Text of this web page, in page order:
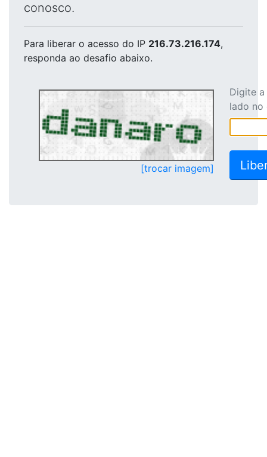
conosco.
Para liberar o acesso do IP 216.73.216.174,
responda ao desafio abaixo.
[trocar imagem]
Digite
lado no